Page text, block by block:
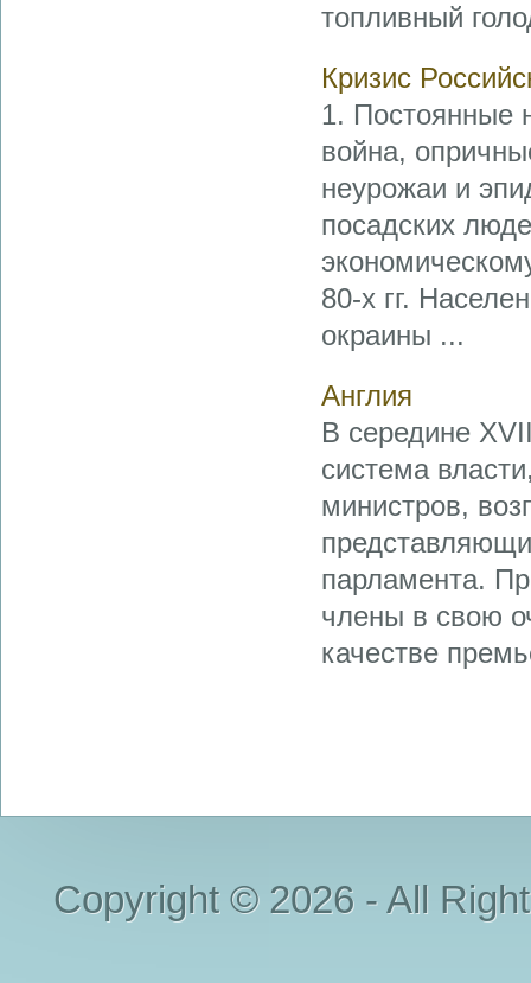
топливный
Кризис
1. Постоянные
война,
неурожаи и
посадских
80-х гг.
окраины ...
Англия
В середине
система
министров,
парламента.
члены в свою
качестве
Copyright © 2026 - All